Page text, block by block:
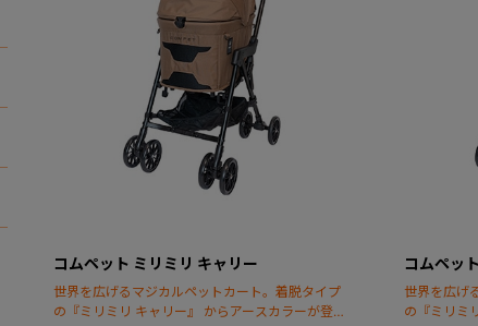
コムペット ミリミリ キャリー
世界を広げるマジカルペットカート。着脱タイプ
の『ミリミリ キャリー』 からアースカラーが登
コムペッ
世界を広げ
の『ミリミ